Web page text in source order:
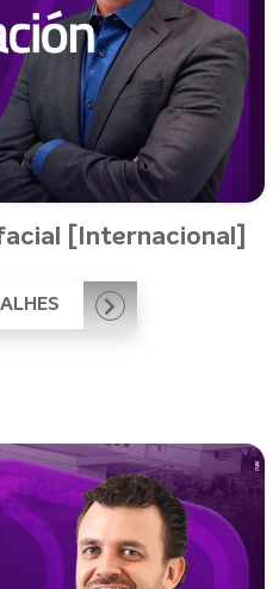
[Internacional]